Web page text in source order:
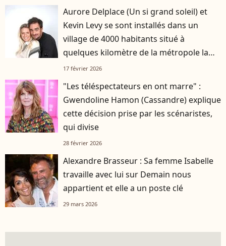
Aurore Delplace (Un si grand soleil) et
Kevin Levy se sont installés dans un
village de 4000 habitants situé à
quelques kilomètre de la métropole la
plus attractive de France
17 février 2026
"Les téléspectateurs en ont marre" :
Gwendoline Hamon (Cassandre) explique
cette décision prise par les scénaristes,
qui divise
28 février 2026
Alexandre Brasseur : Sa femme Isabelle
travaille avec lui sur Demain nous
appartient et elle a un poste clé
29 mars 2026